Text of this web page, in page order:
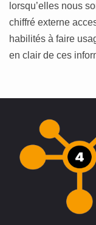
lorsqu’elles nous
chiffré externe
habilités à faire
en clair de ces